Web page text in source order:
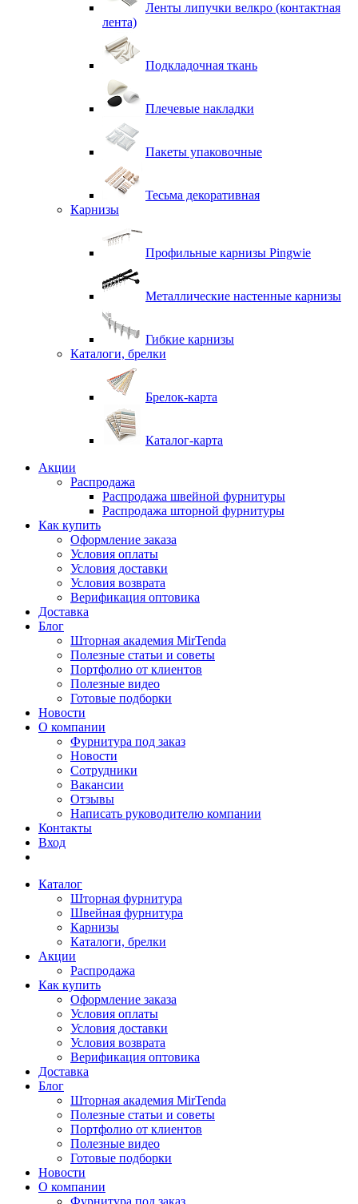
Ленты липучки велкро (контактная
лента)
Подкладочная ткань
Плечевые накладки
Пакеты упаковочные
Тесьма декоративная
Карнизы
Профильные карнизы Pingwie
Металлические настенные карнизы
Гибкие карнизы
Каталоги, брелки
Брелок-карта
Каталог-карта
Акции
Распродажа
Распродажа швейной фурнитуры
Распродажа шторной фурнитуры
Как купить
Оформление заказа
Условия оплаты
Условия доставки
Условия возврата
Верификация оптовика
Доставка
Блог
Шторная академия MirTenda
Полезные статьи и советы
Портфолио от клиентов
Полезные видео
Готовые подборки
Новости
О компании
Фурнитура под заказ
Новости
Сотрудники
Вакансии
Отзывы
Написать руководителю компании
Контакты
Вход
Каталог
Шторная фурнитура
Швейная фурнитура
Карнизы
Каталоги, брелки
Акции
Распродажа
Как купить
Оформление заказа
Условия оплаты
Условия доставки
Условия возврата
Верификация оптовика
Доставка
Блог
Шторная академия MirTenda
Полезные статьи и советы
Портфолио от клиентов
Полезные видео
Готовые подборки
Новости
О компании
Фурнитура под заказ